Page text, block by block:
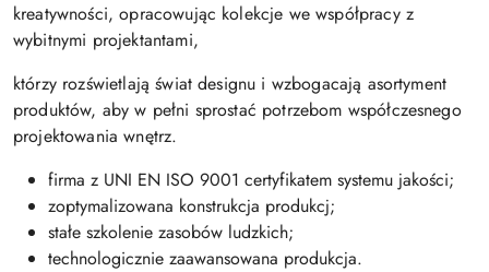
kreatywności, opracowując kolekcje we współpracy z
wybitnymi projektantami,
którzy rozświetlają świat designu i wzbogacają asortyment
produktów, aby w pełni sprostać potrzebom współczesnego
projektowania wnętrz.
firma z UNI EN ISO 9001 certyfikatem systemu jakości;
zoptymalizowana konstrukcja produkcj;
stałe szkolenie zasobów ludzkich;
technologicznie zaawansowana produkcja.